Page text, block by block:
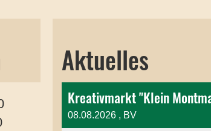
Aktuelles
08.08.2026, BV